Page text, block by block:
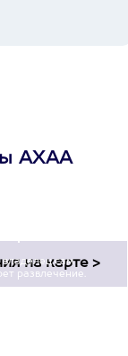
АХАА
владелец сам
развлечение.